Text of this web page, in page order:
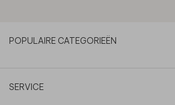
POPULAIRE CATEGORIEËN
SERVICE